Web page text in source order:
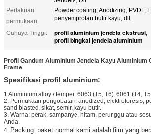
Perlakuan
permukaan:
Powder coating, Anodizing, PVDF,
penyemprotan butir kayu, dll.
Cahaya Tinggi: profil aluminium jendela ekstrusi,
profil bingkai jendela aluminium
Profil Gandum Aluminium Jendela Kayu Aluminium
Frame
Spesifikasi profil aluminium:
1 Aluminium alloy / temper: 6063 (T5, T6), 6061 (T4,
2. Permukaan pengobatan: anodized, elektroforesis,
sand blasted, sikat, semir, kayu butir.
3. Warna: perak, sampanye, hitam, perunggu atau
Anda.
4. Packing: paket normal kami adalah film yang